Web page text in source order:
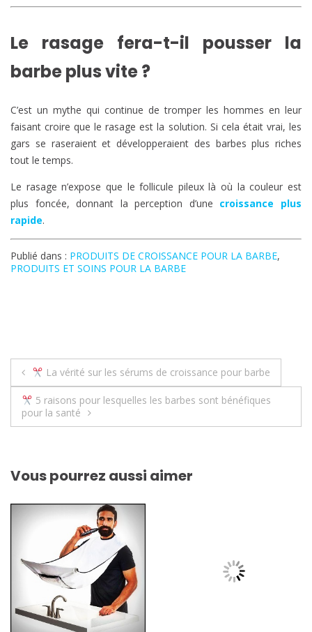
Le rasage fera-t-il pousser la
barbe plus vite ?
C’est un mythe qui continue de tromper les hommes en leur
faisant croire que le rasage est la solution. Si cela était vrai, les
gars se raseraient et développeraient des barbes plus riches
tout le temps.
Le rasage n’expose que le follicule pileux là où la couleur est
plus foncée, donnant la perception d’une croissance plus
rapide.
Publié dans : PRODUITS DE CROISSANCE POUR LA BARBE,
PRODUITS ET SOINS POUR LA BARBE
Navigation
de
l’article
La vérité sur les sérums de croissance pour barbe
5 raisons pour lesquelles les barbes sont bénéfiques
pour la santé
Vous pourrez aussi aimer